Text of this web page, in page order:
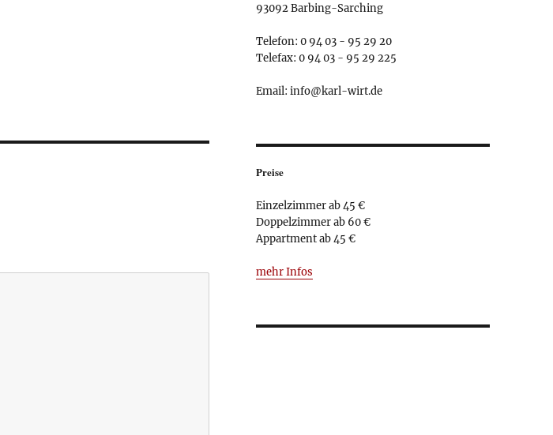
93092 Barbing-Sarching
Telefon: 0 94 03 - 95 29 20
Telefax: 0 94 03 - 95 29 225
Email: info@karl-wirt.de
Preise
Einzelzimmer ab 45 €
Doppelzimmer ab 60 €
Appartment ab 45 €
mehr Infos